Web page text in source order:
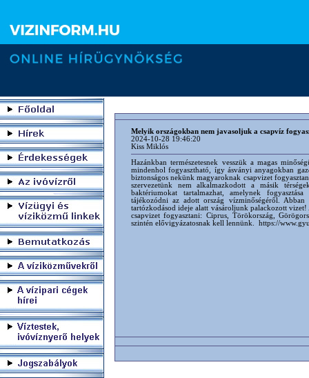
Melyik országokban nem javasoljuk a csapvíz
2024-10-28 19:46:20
Kiss Miklós
Hazánkban természetesnek vesszük a magas
mindenhol fogyasztható, így ásványi anyagokban
biztonságos nekünk magyaroknak csapvizet
szervezetünk nem alkalmazkodott a másik
baktériumokat tartalmazhat, amelynek
tájékozódni az adott ország vízminőségéről.
tartózkodásod ideje alatt vásároljunk palackozott
csapvizet fogyasztani: Ciprus, Törökország,
szintén elővigyázatosnak kell lennünk. https://